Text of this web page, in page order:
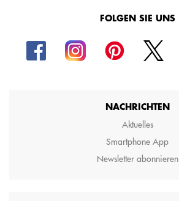
FOLGEN SIE UNS
NACHRICHTEN
Aktuelles
Smartphone App
Newsletter abonnieren